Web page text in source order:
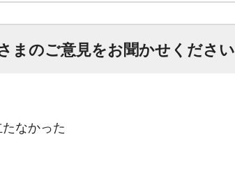
まのご意見をお聞かせください
なかった